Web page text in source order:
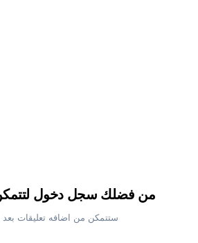
من فضلك سجل دخول لتتمكن
ستتمكن من اضافه تعليقات بعد